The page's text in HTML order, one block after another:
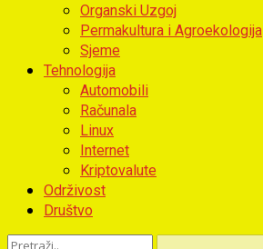
Organski Uzgoj
Permakultura i Agroekologija
Sjeme
Tehnologija
Automobili
Računala
Linux
Internet
Kriptovalute
Održivost
Društvo